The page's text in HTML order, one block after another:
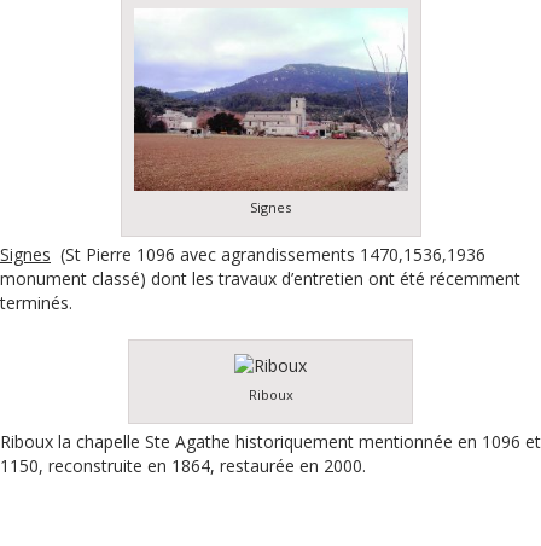
Signes
Signes (St Pierre 1096 avec agrandissements 1470,1536,1936
monument classé) dont les travaux d’entretien ont été récemment
terminés.
Riboux
Riboux la chapelle Ste Agathe historiquement mentionnée en 1096 et
1150, reconstruite en 1864, restaurée en 2000.